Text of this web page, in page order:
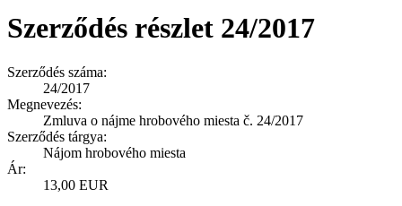
Szerződés részlet 24/2017
Szerződés száma:
24/2017
Megnevezés:
Zmluva o nájme hrobového miesta č. 24/2017
Szerződés tárgya:
Nájom hrobového miesta
Ár:
13,00 EUR